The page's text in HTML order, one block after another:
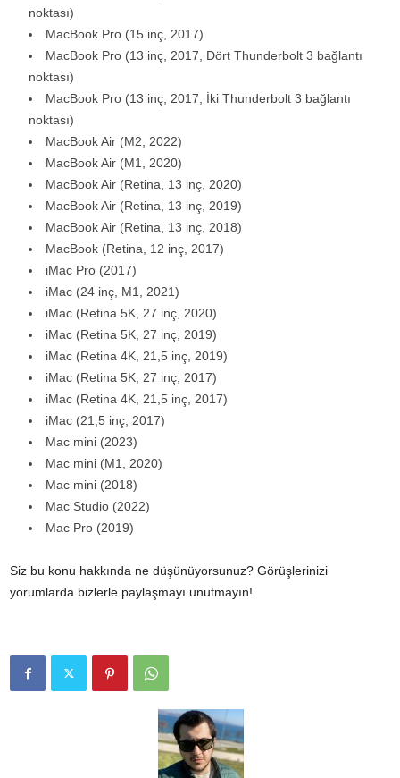
noktası)
MacBook Pro (15 inç, 2017)
MacBook Pro (13 inç, 2017, Dört Thunderbolt 3 bağlantı
noktası)
MacBook Pro (13 inç, 2017, İki Thunderbolt 3 bağlantı
noktası)
MacBook Air (M2, 2022)
MacBook Air (M1, 2020)
MacBook Air (Retina, 13 inç, 2020)
MacBook Air (Retina, 13 inç, 2019)
MacBook Air (Retina, 13 inç, 2018)
MacBook (Retina, 12 inç, 2017)
iMac Pro (2017)
iMac (24 inç, M1, 2021)
iMac (Retina 5K, 27 inç, 2020)
iMac (Retina 5K, 27 inç, 2019)
iMac (Retina 4K, 21,5 inç, 2019)
iMac (Retina 5K, 27 inç, 2017)
iMac (Retina 4K, 21,5 inç, 2017)
iMac (21,5 inç, 2017)
Mac mini (2023)
Mac mini (M1, 2020)
Mac mini (2018)
Mac Studio (2022)
Mac Pro (2019)
Siz bu konu hakkında ne düşünüyorsunuz? Görüşlerinizi
yorumlarda bizlerle paylaşmayı unutmayın!